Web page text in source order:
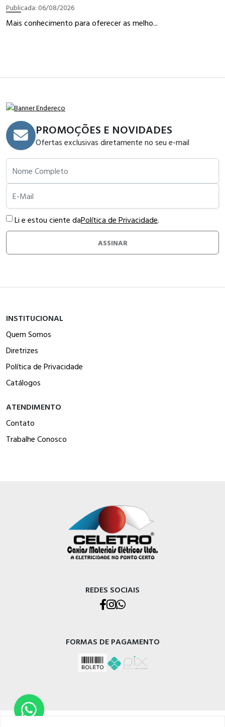
Publicada: 06/08/2026
Mais conhecimento para oferecer as melho...
PROMOÇÕES E NOVIDADES
Ofertas exclusivas diretamente no seu e-mail
Nome Completo
E-Mail
Li e estou ciente daPolítica de Privacidade.
ASSINAR
INSTITUCIONAL
Quem Somos
Diretrizes
Política de Privacidade
Catálogos
ATENDIMENTO
Contato
Trabalhe Conosco
REDES SOCIAIS
FORMAS DE PAGAMENTO